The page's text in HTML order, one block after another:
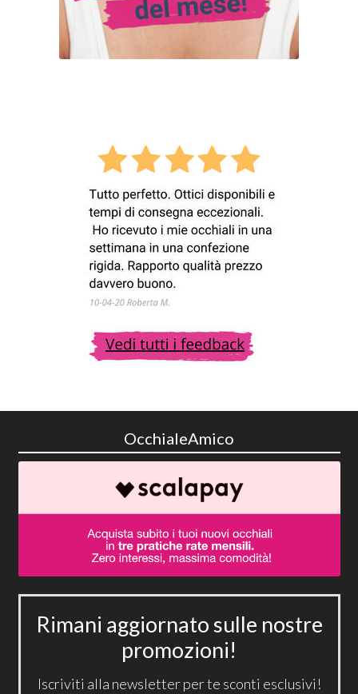
OcchialeAmico
Rimani aggiornato sulle nostre
promozioni!
Iscriviti alla newsletter per te sconti esclusivi!